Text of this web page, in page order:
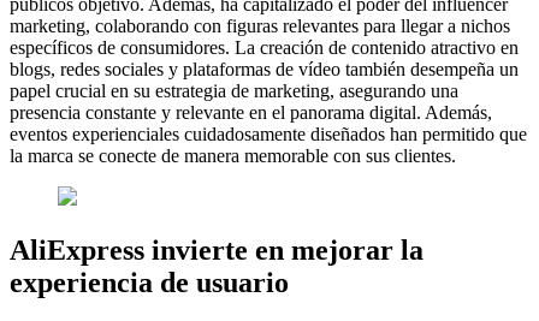
marketing, colaborando con figuras relevantes para llegar a nichos
específicos de consumidores. La creación de contenido atractivo en
blogs, redes sociales y plataformas de vídeo también desempeña un
papel crucial en su estrategia de marketing, asegurando una
presencia constante y relevante en el panorama digital. Además,
eventos experienciales cuidadosamente diseñados han permitido que
la marca se conecte de manera memorable con sus clientes.
AliExpress invierte en mejorar la
experiencia de usuario